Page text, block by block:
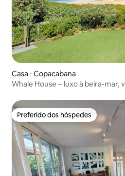
Casa ⋅ Copacabana
Whale House ~ luxo à beira-mar,
Preferido dos hóspedes
Preferido dos hóspedes